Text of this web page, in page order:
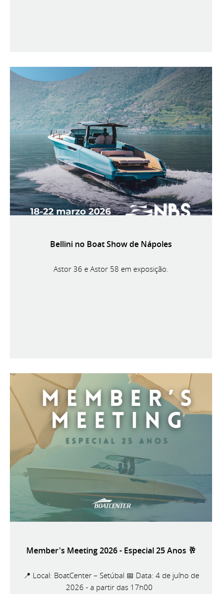
Bellini no Boat Show de Nápoles
Astor 36 e Astor 58 em exposição.
Member's Meeting 2026 - Especial 25 Anos 🥂
📍 Local: BoatCenter – Setúbal 📅 Data: 4 de julho de
2026 - a partir das 17h00